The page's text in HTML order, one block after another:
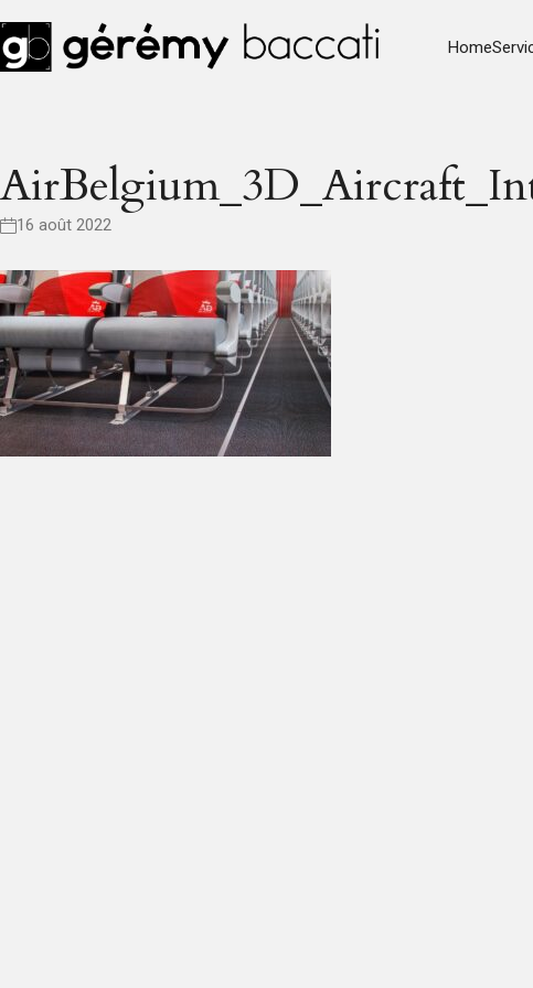
Home
16 août 2022